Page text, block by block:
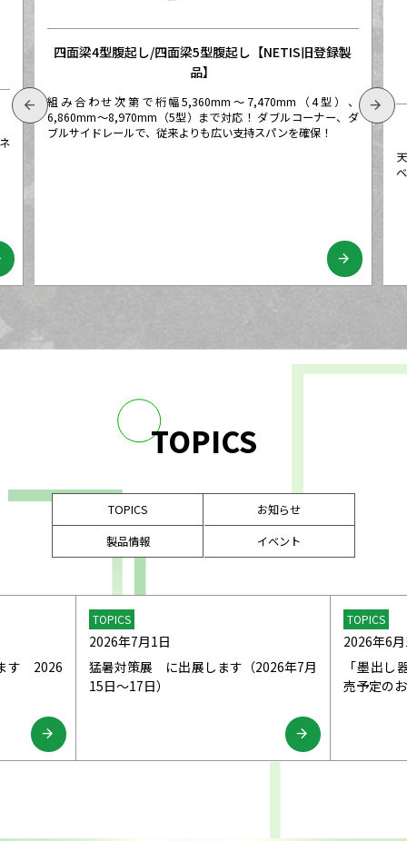
四面梁4型腹起し/四面梁5型腹起し【NETIS旧登録製
品】
組み合わせ次第で桁幅5,360mm～7,470mm（4型）、
6,860mm～8,970mm（5型）まで対応！ ダブルコーナー、ダ
ブルサイドレールで、従来よりも広い支持スパンを確保！
arrow_forward
arrow_back arrow_forward
TOPICS
TOPICS
お知らせ
製品情報
イベント
す 2026
arrow_forward
TOPICS
2026年7月1日
猛暑対策展 に出展します（2026年7月
15日～17日）
arrow_forward
TOPICS
2026年6
「墨出
売予定の